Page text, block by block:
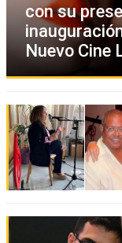
con su
Nuevo Cine